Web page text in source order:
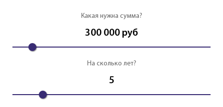
Какая нужна сумма?
300 000 руб
На сколько лет?
5